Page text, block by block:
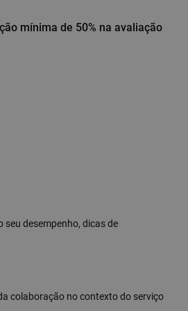
mínima de 50% na avaliação
desempenho, dicas de
colaboração no contexto do serviço